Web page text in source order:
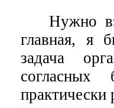
Нужно
главная, я
задача
согласных
практически